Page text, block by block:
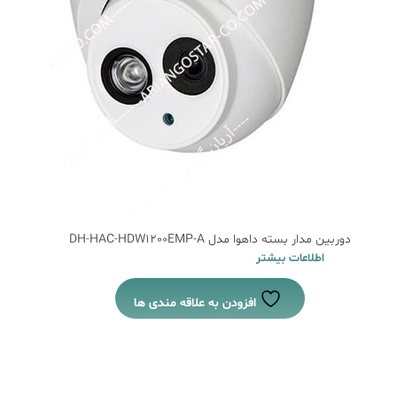
دوربین مدار بسته داهوا مدل DH-HAC-HDW1200EMP-A
اطلاعات بیشتر
افزودن به علاقه مندی ها